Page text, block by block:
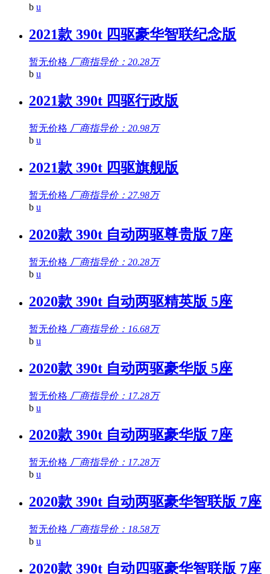
b u
2021款 390t 四驱豪华智联纪念版
暂无价格 厂商指导价：20.28万
b u
2021款 390t 四驱行政版
暂无价格 厂商指导价：20.98万
b u
2021款 390t 四驱旗舰版
暂无价格 厂商指导价：27.98万
b u
2020款 390t 自动两驱尊贵版 7座
暂无价格 厂商指导价：20.28万
b u
2020款 390t 自动两驱精英版 5座
暂无价格 厂商指导价：16.68万
b u
2020款 390t 自动两驱豪华版 5座
暂无价格 厂商指导价：17.28万
b u
2020款 390t 自动两驱豪华版 7座
暂无价格 厂商指导价：17.28万
b u
2020款 390t 自动两驱豪华智联版 7座
暂无价格 厂商指导价：18.58万
b u
2020款 390t 自动四驱豪华智联版 7座